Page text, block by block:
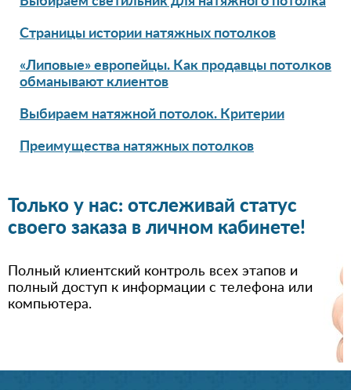
Страницы истории натяжных потолков
«Липовые» европейцы. Как продавцы потолков
обманывают клиентов
Выбираем натяжной потолок. Критерии
Преимущества натяжных потолков
Только у нас: отслеживай статус
своего заказа в личном кабинете!
Полный клиентский контроль всех этапов и
полный доступ к информации с телефона или
компьютера.